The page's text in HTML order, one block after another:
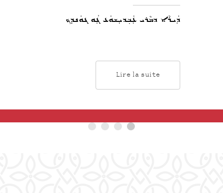
ܕܲܝܪܵܐ ܕܡܵܪܝ ܥܲܒ݂ܕܝܼܫܘܿܥ ܓܲܘ ܓܘܿܢܕܸܟ
Lire la suite